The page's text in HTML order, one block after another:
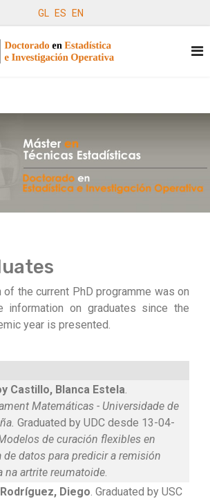
GL ES EN
of the current PhD programme was on
information on graduates since the
year is presented.
Castillo, Blanca Estela.
Matemáticas - Universidade de
Graduated by UDC desde 13-04-
de curación flexibles en
de datos para predicir a remisión
na artrite reumatoide.
Diego. Graduated by USC